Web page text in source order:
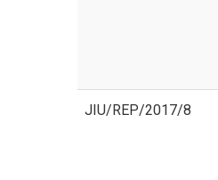
JIU/REP/2017/8